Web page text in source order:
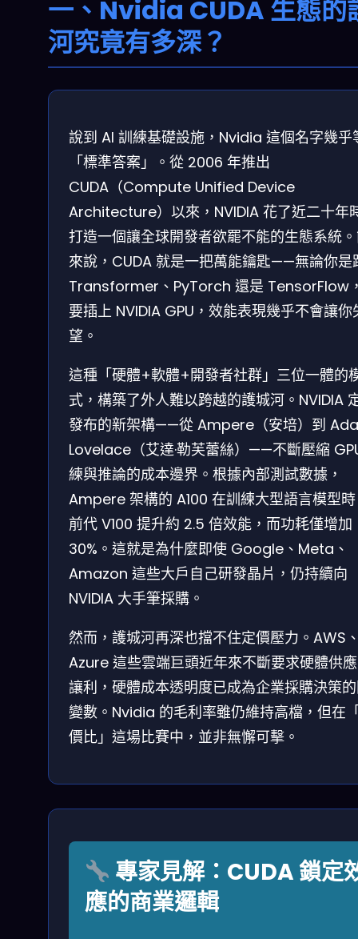
一、Nvidia CUDA 生態的
河究竟有多深？
說到 AI 訓練基礎設施，Nvidia 這個名字幾乎
「標準答案」。從 2006 年推出
CUDA（Compute Unified Device
Architecture）以來，NVIDIA 花了近二十年
打造一個讓全球開發者欲罷不能的生態系統
來說，CUDA 就是一把萬能鑰匙——無論你是
Transformer、PyTorch 還是 TensorFlow
要插上 NVIDIA GPU，效能表現幾乎不會讓你
望。
這種「硬體+軟體+開發者社群」三位一體的
式，構築了外人難以跨越的護城河。NVIDIA
發布的新架構——從 Ampere（安培）到 Ada
Lovelace（艾達·勒芙蕾絲）——不斷壓縮
練與推論的成本邊界。根據內部測試數據，
Ampere 架構的 A100 在訓練大型語言模型
前代 V100 提升約 2.5 倍效能，而功耗僅增加
30%。這就是為什麼即使 Google、Meta、
Amazon 這些大戶自己研發晶片，仍持續向
NVIDIA 大手筆採購。
然而，護城河再深也擋不住定價壓力。AWS
Azure 這些雲端巨頭近年來不斷要求硬體供
讓利，硬體成本透明度已成為企業採購決策
變數。Nvidia 的毛利率雖仍維持高檔，但在
價比」這場比賽中，並非無懈可擊。
專家見解：CUDA 鎖定
應的商業邏輯